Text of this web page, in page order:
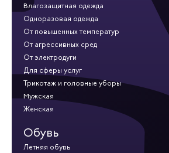
Влагозащитная одежда
Одноразовая одежда
От повышенных температур
От агрессивных сред
От электродуги
Для сферы услуг
Трикотаж и головные уборы
Мужская
Женская
Обувь
Летняя обувь